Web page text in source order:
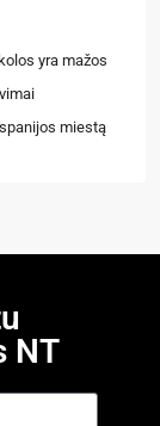
yra mažos
miestą
NT